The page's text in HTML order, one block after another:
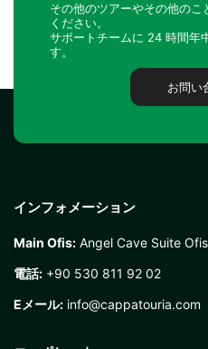
その他のツアーやその他の
ください。
サポートチームに 24 時間年
す。
お問い
インフォメーション
Main Ofis: Angel Cave Suite
電話: +90 530 811 92 02
Eメール: info@cappatouria.com